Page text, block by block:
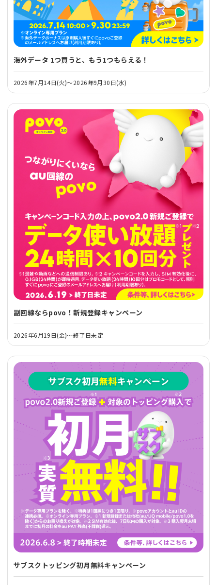
海外データ 1つ買うと、もう1つもらえる！
2026年7月14日(火)～2026年9月30日(水)
副回線ならpovo！新規登録キャンペーン
2026年6月19日(金)～終了日未定
サブスクトッピング初月無料キャンペーン